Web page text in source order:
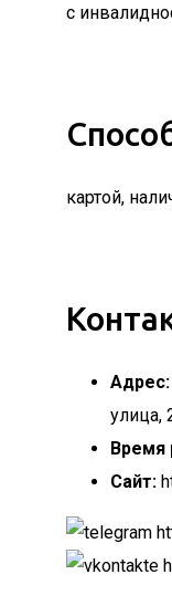
с
картой,
Адрес:
улица,
Время
Сайт: